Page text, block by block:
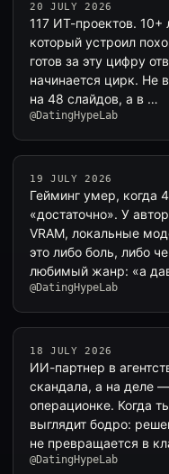
20 JULY 2026
117 ИТ-проектов. 10+
который устроил
готов за эту цифру
начинается цирк. Не
на 48 слайдов, а в …
@DatingHypeLab
19 JULY 2026
Гейминг умер, когда
«достаточно». У
VRAM, локальные
это либо боль, либо
любимый жанр: «а
@DatingHypeLab
18 JULY 2026
ИИ-партнер в
скандала, а на деле
операционке. Когда
выглядит бодро:
не превращается в
@DatingHypeLab